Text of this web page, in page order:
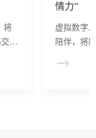
将
互
情力”
虚拟数字
陪伴，将
疗资源不